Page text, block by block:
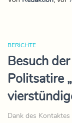
BERICHTE
Besuch
Politsatire
Dank des